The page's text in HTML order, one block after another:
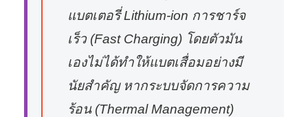
แบตเตอรี่ Lithium-ion การชาร์จ
เร็ว (Fast Charging) โดยตัวมัน
เองไม่ได้ทำให้แบตเสื่อมอย่างมี
นัยสำคัญ หากระบบจัดการความ
ร้อน (Thermal Management)